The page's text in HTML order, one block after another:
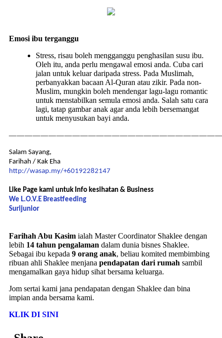
Emosi ibu terganggu
Stress, risau boleh mengganggu penghasilan susu ibu.
Oleh itu, anda perlu mengawal emosi anda. Cuba cari
jalan untuk keluar daripada stress. Pada Muslimah,
perbanyakkan bacaan Al-Quran atau zikir. Pada non-
Muslim, mungkin boleh mendengar lagu-lagu romantic
untuk menstabilkan semula emosi anda. Salah satu cara
lagi, tatap gambar anak agar anda lebih bersemangat
untuk menyusukan bayi anda.
Salam Sayang,
Farihah / Kak Eha
http://wasap.my/+60192282147
Like Page kami untuk Info kesihatan & Business
We L.O.V.E Breastfeeding
Surijunior
Farihah Abu Kasim ialah Master Coordinator Shaklee dengan
lebih 14 tahun pengalaman dalam dunia bisnes Shaklee.
Sebagai ibu kepada 9 orang anak, beliau komited membimbing
ribuan ahli Shaklee menjana pendapatan dari rumah sambil
mengamalkan gaya hidup sihat bersama keluarga.
Jom sertai kami jana pendapatan dengan Shaklee dan bina
impian anda bersama kami.
KLIK DI SINI